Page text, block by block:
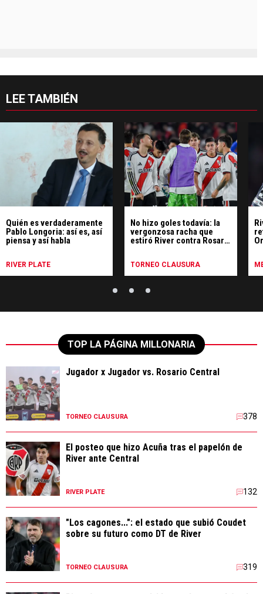
LEE TAMBIÉN
Quién es verdaderamente
Pablo Longoria: así es, así
piensa y así habla
RIVER PLATE
No hizo goles todavía: la
vergonzosa racha que
estiró River contra Rosario
TORNEO CLAUSURA
TOP LA PÁGINA MILLONARIA
Jugador x Jugador vs. Rosario Central
TORNEO CLAUSURA 378
El posteo que hizo Acuña tras el papelón de
River ante Central
RIVER PLATE 132
"Los cagones...": el estado que subió Coudet
sobre su futuro como DT de River
TORNEO CLAUSURA 319